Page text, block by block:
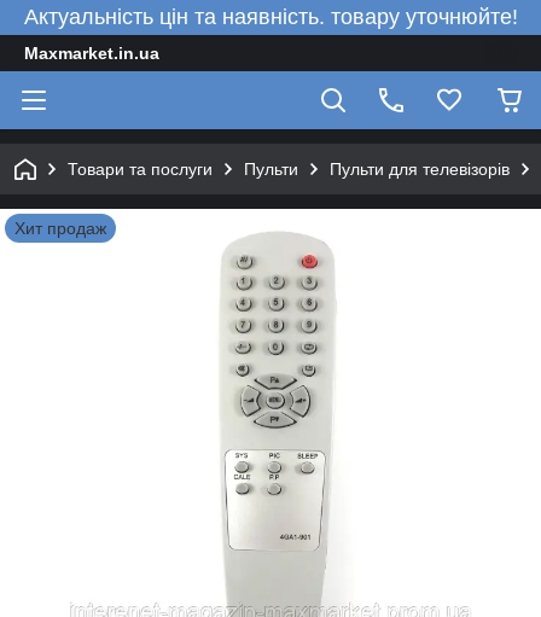
Актуальність цін та наявність. товару уточнюйте!
Maxmarket.in.ua
Товари та послуги Пульти Пульти для телевізорів
Хит продаж